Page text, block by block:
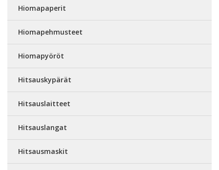
Hiomapaperit
Hiomapehmusteet
Hiomapyöröt
Hitsauskypärät
Hitsauslaitteet
Hitsauslangat
Hitsausmaskit